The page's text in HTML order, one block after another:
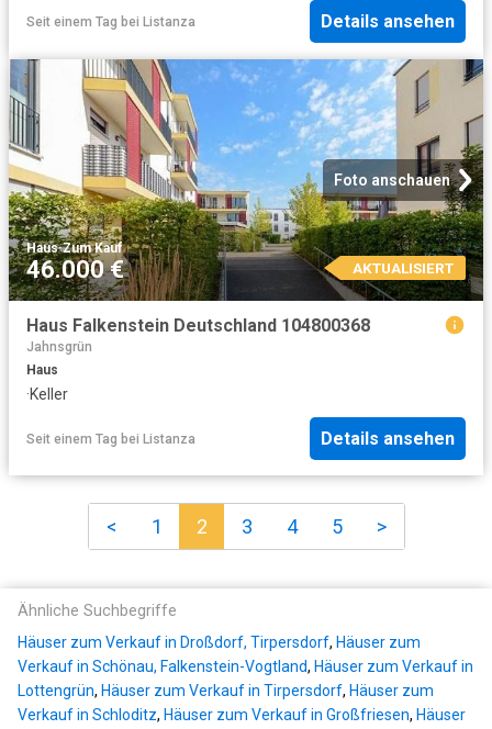
Seit einem Tag bei Listanza Details ansehen
Foto anschauen
Haus·Zum Kauf
46.000 € AKTUALISIERT
Haus Falkenstein Deutschland 104800368
Jahnsgrün
Haus
·Keller
Seit einem Tag bei Listanza Details ansehen
< 1 2 3 4 5 >
Ähnliche Suchbegriffe
Häuser zum Verkauf in Droßdorf, Tirpersdorf, Häuser zum
Verkauf in Schönau, Falkenstein-Vogtland, Häuser zum Verkauf in
Lottengrün, Häuser zum Verkauf in Tirpersdorf, Häuser zum
Verkauf in Schloditz, Häuser zum Verkauf in Großfriesen, Häuser